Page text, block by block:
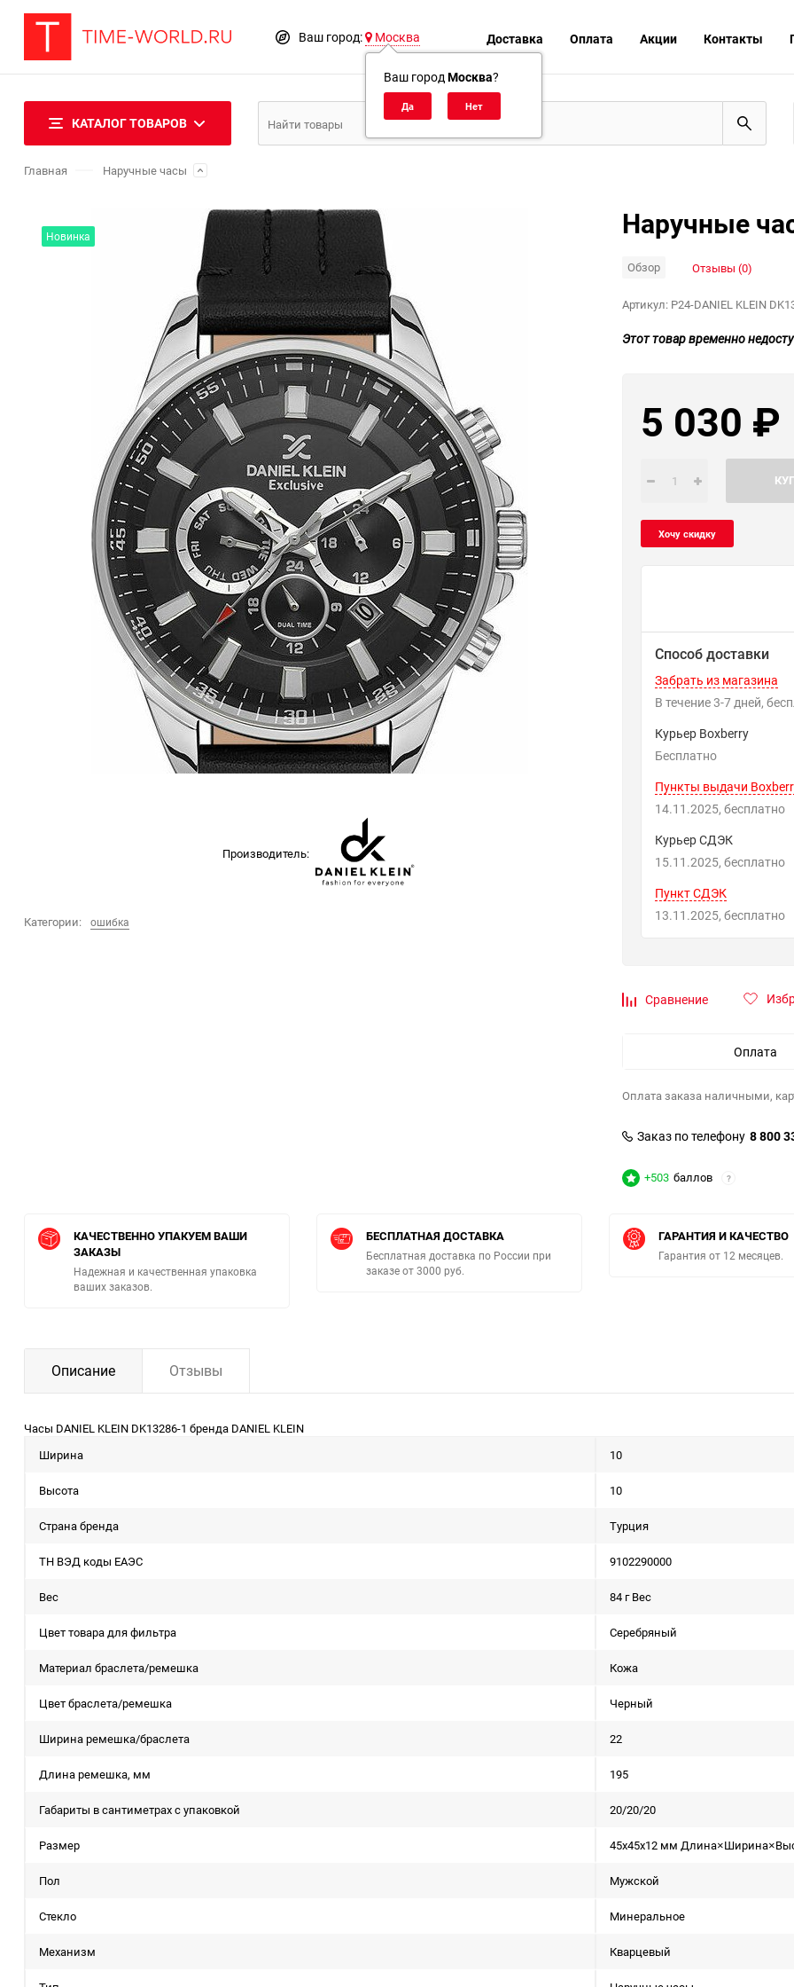
Ваш город: Москва
Ваш город Москва?
Доставка Оплата Акции Контакты
КАТАЛОГ ТОВАРОВ
Главная Наручные часы
Новинка
Производитель:
Категории: ошибка
Наручные
Обзор Отзывы (0)
Артикул: P24-DANIEL KLEIN
Этот товар временно
5 030 ₽
Способ доставки
Забрать из магазина
В течение3-7дней
Курьер Boxberry
Бесплатно
Пункты выдачи
14.11.2025
Бесплатно
Курьер СДЭК
15.11.2025
Бесплатно
Пункт СДЭК
13.11.2025
Бесплатно
Сравнение
Оплата
Оплата заказа наличными,
Заказ по телефону 8 800
+503 баллов ?
КАЧЕСТВЕННО УПАКУЕМ ВАШИ
ЗАКАЗЫ
Надежная и качественная упаковка
ваших заказов.
БЕСПЛАТНАЯ ДОСТАВКА
Бесплатная доставка по России при
заказе от 3000 руб.
ГАРАНТИЯ И КАЧЕСТВО
Гарантия от 12 месяцев.
Описание Отзывы
Часы DANIEL KLEIN DK13286-1 бренда DANIEL KLEIN
Ширина
10
Высота 10
Страна бренда Турция
ТН ВЭД коды ЕАЭС 9102290000
Вес 84 г Вес
Цвет товара для фильтра Серебряный
Материал браслета/ремешка Кожа
Цвет браслета/ремешка Черный
Ширина ремешка/браслета 22
Длина ремешка, мм 195
Габариты в сантиметрах с упаковкой 20/20/20
Размер 45x45x12 мм
Пол Мужской
Стекло Минеральное
Механизм Кварцевый